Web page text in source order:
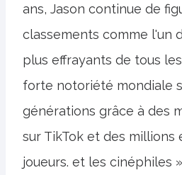
ans, Jason continue de
classements comme l'un
plus effrayants de tous
forte notoriété mondiale
générations grâce à des
sur TikTok et des millions
joueurs. et les cinéphiles